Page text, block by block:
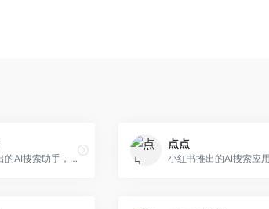
阿里推出的AI搜索助手，整合搜索与AI功能。面向年轻用户，提供智能搜索、文档处理、学习辅助等服务，与夸克生态深度整合。
点点